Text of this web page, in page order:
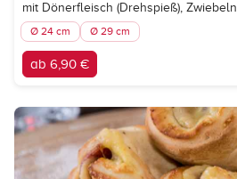
mit Dönerfleisch (Drehspieß), Zwiebeln
Ø 24 cm Ø 29 cm
ab 6,90 €